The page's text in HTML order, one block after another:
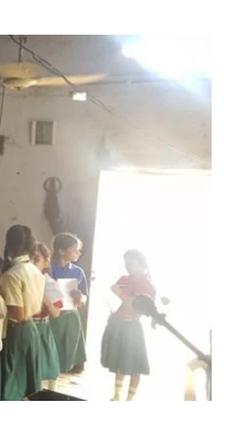
News,
Latest
News